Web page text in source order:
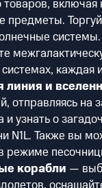
предметы.
каждая
и
отправляясь на
и узнать о
N1L. Также вы
режиме
корабли —